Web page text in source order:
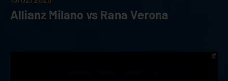
Allianz Milano vs Rana Verona